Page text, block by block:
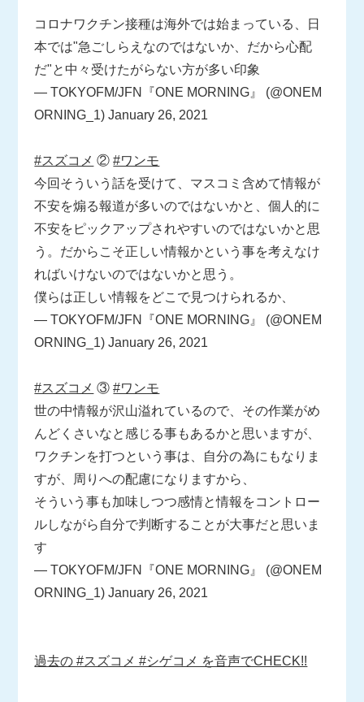
コロナワクチン接種は海外では始まっている、日
本では"急ごしらえなのではないか、だから心配
だ"と中々受けたがらない方が多い印象
— TOKYOFM/JFN『ONE MORNING』 (@ONEM
ORNING_1)January 26, 2021
#スズコメ ②#ワンモ
今回そういう話を受けて、マスコミ含めて情報が
不安を煽る報道が多いのではないかと、個人的に
不安をピックアップされやすいのではないかと思
う。だからこそ正しい情報かという事を考えなけ
ればいけないのではないかと思う。
僕らは正しい情報をどこで見つけられるか、
— TOKYOFM/JFN『ONE MORNING』 (@ONEM
ORNING_1)January 26, 2021
#スズコメ ③#ワンモ
世の中情報が沢山溢れているので、その作業がめ
んどくさいなと感じる事もあるかと思いますが、
ワクチンを打つという事は、自分の為にもなりま
すが、周りへの配慮になりますから、
そういう事も加味しつつ感情と情報をコントロー
ルしながら自分で判断することが大事だと思いま
す
— TOKYOFM/JFN『ONE MORNING』 (@ONEM
ORNING_1)January 26, 2021
過去の #スズコメ #シゲコメ を音声でCHECK!!